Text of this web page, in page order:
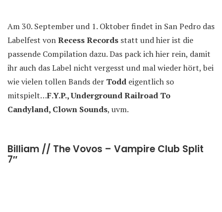
Am 30. September und 1. Oktober findet in San Pedro das
Labelfest vonRecess Records statt und hier ist die
passende Compilation dazu. Das pack ich hier rein, damit
ihr auch das Label nicht vergesst und mal wieder hört, bei
wie vielen tollen Bands der Todd eigentlich so
mitspielt…F.Y.P., Underground Railroad To
Candyland, Clown Sounds, uvm.
Billiam // The Vovos – Vampire Club Split
7″